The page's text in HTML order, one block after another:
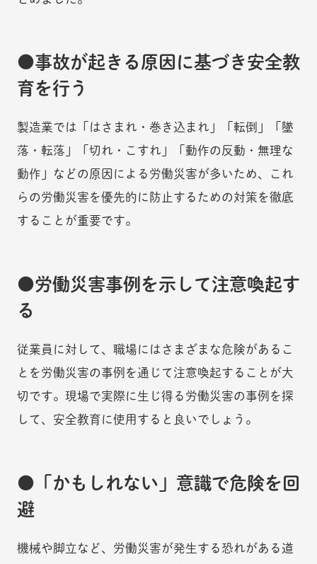
事故が起きる原因に基づき安全教
育を行う
製造業では「はさまれ・巻き込まれ」「転倒」「墜
落・転落」「切れ・こすれ」「動作の反動・無理な
動作」などの原因による労働災害が多いため、これ
らの労働災害を優先的に防止するための対策を徹底
することが重要です。
労働災害事例を示して注意喚起す
る
従業員に対して、職場にはさまざまな危険があるこ
とを労働災害の事例を通じて注意喚起することが大
切です。現場で実際に生じ得る労働災害の事例を探
して、安全教育に使用すると良いでしょう。
「かもしれない」意識で危険を回
避
機械や脚立など、労働災害が発生する恐れがある道